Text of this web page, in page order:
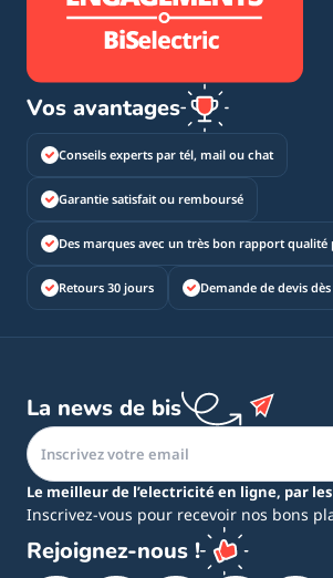
Vos avantages
Conseils experts par tél, mail ou chat
Garantie satisfait ou remboursé
Des marques avec un très bon rapport qualité
Retours 30 jours Demande de devis dès
La news de bis
Le meilleur de l’electricité en ligne, par
Inscrivez-vous pour recevoir nos bons
Rejoignez-nous !